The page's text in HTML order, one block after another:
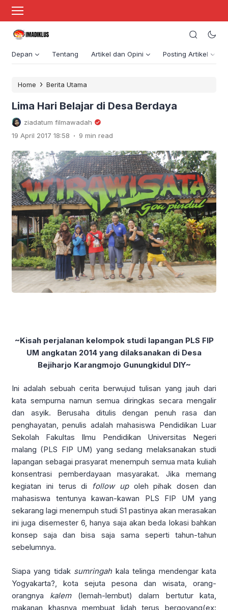
Depan Tentang Artikel dan Opini Posting Artikel
Home › Berita Utama
Lima Hari Belajar di Desa Berdaya
ziadatum filmawadah
19 April 2017 18:58 . 9 min read
~Kisah perjalanan kelompok studi lapangan PLS FIP
UM angkatan 2014 yang dilaksanakan di Desa
Bejiharjo Karangmojo Gunungkidul DIY~
Ini adalah sebuah cerita berwujud tulisan yang jauh dari
kata sempurna namun semua diringkas secara mengalir
dan asyik. Berusaha ditulis dengan penuh rasa dan
penghayatan, penulis adalah mahasiswa Pendidikan Luar
Sekolah Fakultas Ilmu Pendidikan Universitas Negeri
malang (PLS FIP UM) yang sedang melaksanakan studi
lapangan sebagai prasyarat menempuh semua mata kuliah
konsentrasi pemberdayaan masyarakat. Jika memang
kegiatan ini terus di follow upoleh pihak dosen dan
mahasiswa tentunya kawan-kawan PLS FIP UM yang
sekarang lagi menempuh studi S1 pastinya akan merasakan
ini juga disemester 6, hanya saja akan beda lokasi bahkan
konsep saja dan bisa saja sama seperti tahun-tahun
sebelumnya.
Siapa yang tidak sumringah kala telinga mendengar kata
Yogyakarta?, kota sejuta pesona dan wisata, orang-
orangnya kalem (lemah-lembut) dalam bertutur kata,
makanan khasnya membuat lidah terus bergoyang(ex: